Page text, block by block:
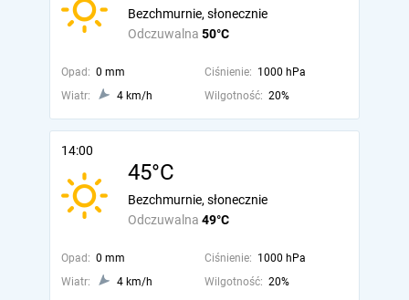
Odczuwalna 50°C
Bezchmurnie, słonecznie
Opad: 0 mm Ciśnienie: 1000 hPa
Wiatr:
4 km/h Wilgotność: 20%
14:00
45°C
Odczuwalna 49°C
Bezchmurnie, słonecznie
Opad: 0 mm Ciśnienie: 1000 hPa
Wiatr:
4 km/h Wilgotność: 20%